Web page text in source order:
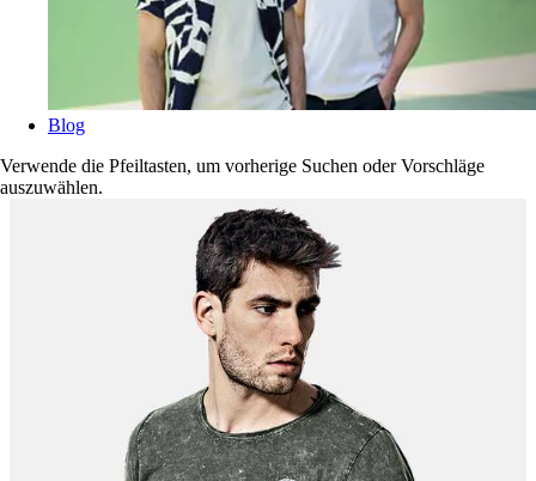
Blog
Verwende die Pfeiltasten, um vorherige Suchen oder Vorschläge
auszuwählen.